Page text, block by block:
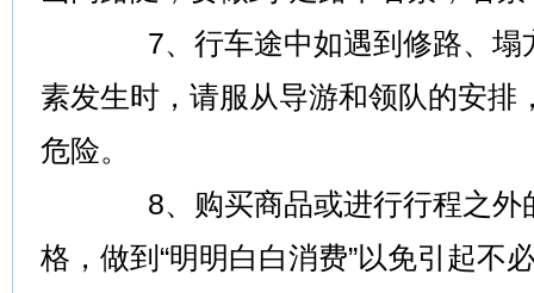
7、行车途中如遇到修路、塌
素发生时，请服从导游和领队的安排
危险。
8、购买商品或进行行程之外
格，做到“明明白白消费”以免引起不